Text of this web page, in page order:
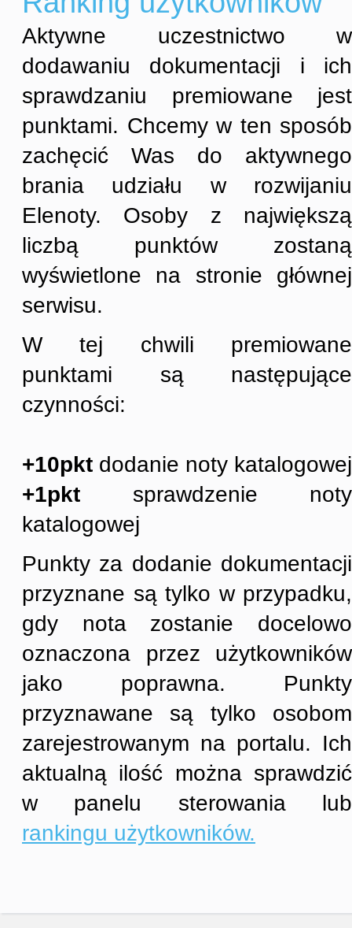
Aktywne uczestnictwo w
dodawaniu dokumentacji i ich
sprawdzaniu premiowane jest
punktami. Chcemy w ten sposób
zachęcić Was do aktywnego
brania udziału w rozwijaniu
Elenoty. Osoby z największą
liczbą punktów zostaną
wyświetlone na stronie głównej
serwisu.
W tej chwili premiowane
punktami są następujące
czynności:
+10pkt dodanie noty katalogowej
+1pkt sprawdzenie noty
katalogowej
Punkty za dodanie dokumentacji
przyznane są tylko w przypadku,
gdy nota zostanie docelowo
oznaczona przez użytkowników
jako poprawna. Punkty
przyznawane są tylko osobom
zarejestrowanym na portalu. Ich
aktualną ilość można sprawdzić
w panelu sterowania lub
rankingu użytkowników.